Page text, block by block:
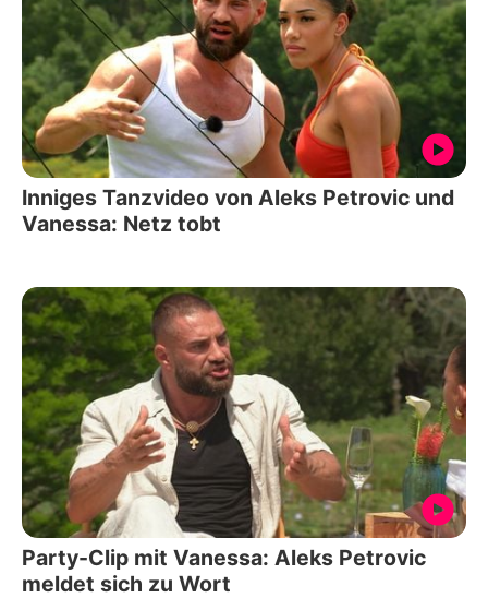
Inniges Tanzvideo von Aleks Petrovic und
Vanessa: Netz tobt
Party-Clip mit Vanessa: Aleks Petrovic
meldet sich zu Wort